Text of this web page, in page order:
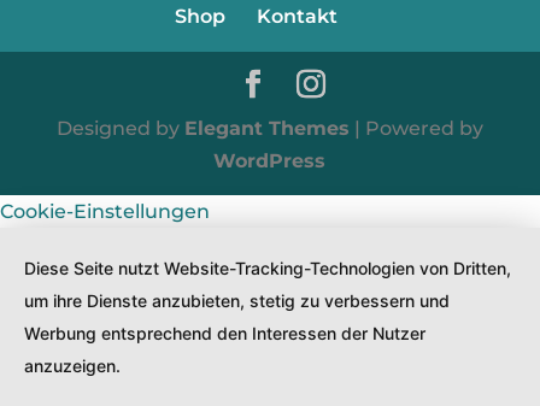
Shop
Kontakt
Designed by Elegant Themes | Powered by
WordPress
Cookie-Einstellungen
Diese Seite nutzt Website-Tracking-Technologien von Dritten,
um ihre Dienste anzubieten, stetig zu verbessern und
Werbung entsprechend den Interessen der Nutzer
anzuzeigen.